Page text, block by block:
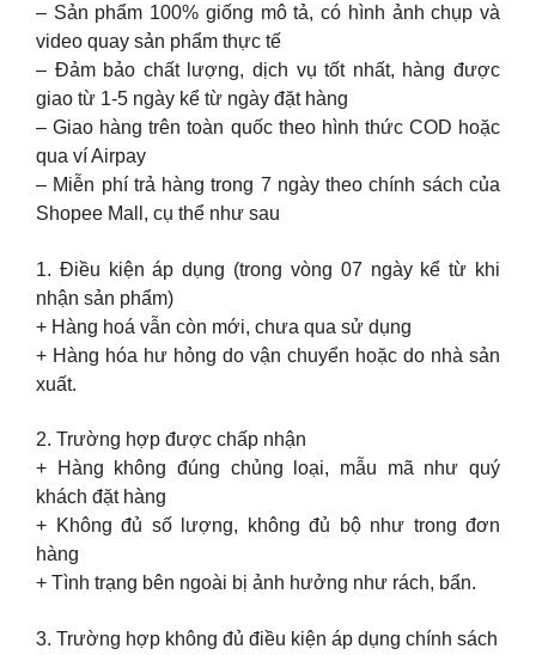
– Sản phẩm 100% giống mô tả, có hình ảnh chụp và
video quay sản phẩm thực tế
– Đảm bảo chất lượng, dịch vụ tốt nhất, hàng được
giao từ 1-5 ngày kể từ ngày đặt hàng
– Giao hàng trên toàn quốc theo hình thức COD hoặc
qua ví Airpay
– Miễn phí trả hàng trong 7 ngày theo chính sách của
Shopee Mall, cụ thể như sau
1. Điều kiện áp dụng (trong vòng 07 ngày kể từ khi
nhận sản phẩm)
+ Hàng hoá vẫn còn mới, chưa qua sử dụng
+ Hàng hóa hư hỏng do vận chuyển hoặc do nhà sản
xuất.
2. Trường hợp được chấp nhận
+ Hàng không đúng chủng loại, mẫu mã như quý
khách đặt hàng
+ Không đủ số lượng, không đủ bộ như trong đơn
hàng
+ Tình trạng bên ngoài bị ảnh hưởng như rách, bẩn.
3. Trường hợp không đủ điều kiện áp dụng chính sách